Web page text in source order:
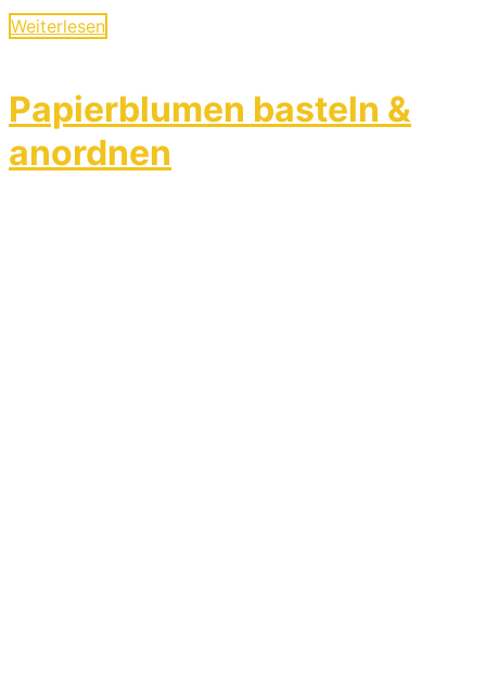
Weiterlesen
Papierblumen basteln &
anordnen